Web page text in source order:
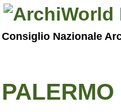
Consiglio Nazionale
PALERMO